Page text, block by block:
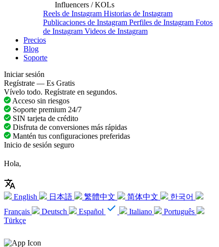
Influencers / KOLs
Reels de Instagram Historias de Instagram
Publicaciones de Instagram Perfiles de Instagram Fotos
de Instagram Videos de Instagram
Precios
Blog
Soporte
Iniciar sesión
Regístrate — Es Gratis
Vívelo todo. Regístrate en segundos.
Acceso sin riesgos
Soporte premium 24/7
SIN tarjeta de crédito
Disfruta de conversiones más rápidas
Mantén tus configuraciones preferidas
Inicio de sesión seguro
Hola,
English 日本語 繁體中文 简体中文
한국어
Français
Deutsch Español Italiano
Português
Türkçe